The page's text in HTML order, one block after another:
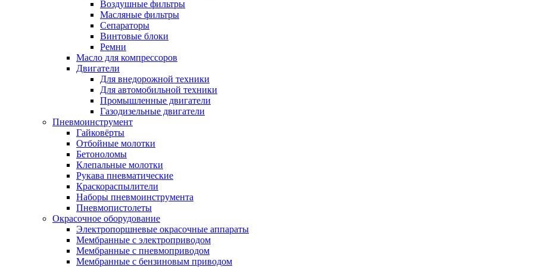
Воздушные фильтры
Масляные фильтры
Сепараторы
Винтовые блоки
Ремни
Масло для компрессоров
Двигатели
Для внедорожной техники
Для автомобильной техники
Промышленные двигатели
Газодизельные двигатели
Пневмоинструмент
Гайковёрты
Отбойные молотки
Бетоноломы
Клепальные молотки
Рукава пневматические
Краскораспылители
Наборы пневмоинструмента
Пневмопистолеты
Окрасочное оборудование
Электропоршневые окрасочные аппараты
Мембранные с электроприводом
Мембранные с пневмоприводом
Мембранные с бензиновым приводом